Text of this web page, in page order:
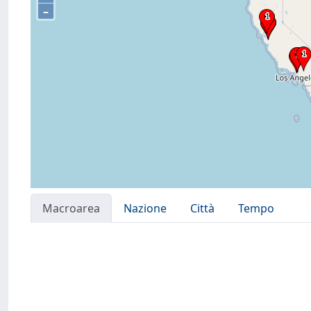
–
Macroarea Nazione Città Tempo